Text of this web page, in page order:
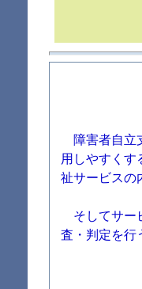
障害者自立
用しやすくす
祉サービスの
そしてサー
査・判定を